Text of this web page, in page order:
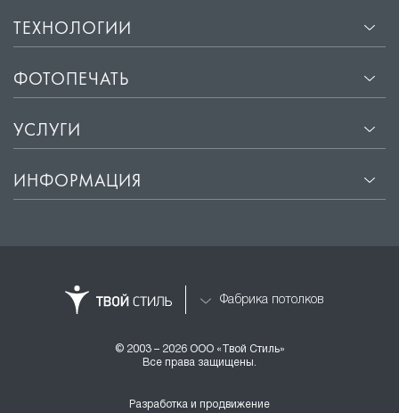
ТЕХНОЛОГИИ
ФОТОПЕЧАТЬ
УСЛУГИ
ИНФОРМАЦИЯ
Фабрика потолков
© 2003 – 2026 ООО «Твой Стиль»
Все права защищены.
Разработка и продвижение